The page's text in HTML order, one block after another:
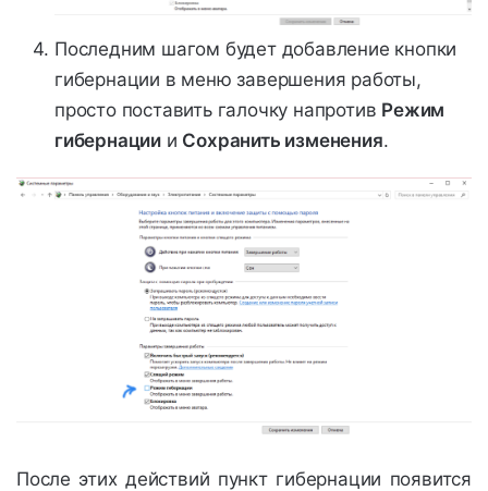
Последним шагом будет добавление кнопки
гибернации в меню завершения работы,
просто поставить галочку напротив Режим
гибернации и Сохранить изменения.
После этих действий пункт гибернации появится